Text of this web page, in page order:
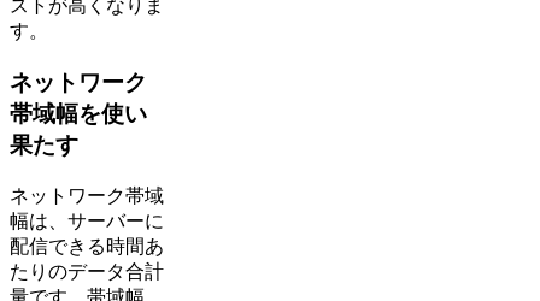
ストが高くなりま
す。
ネットワーク
帯域幅を使い
果たす
ネットワーク帯域
幅は、サーバーに
配信できる時間あ
たりのデータ合計
量です。帯域幅